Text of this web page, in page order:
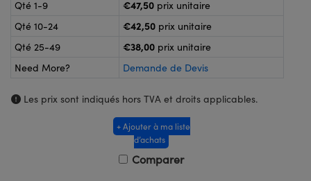
Gratings™
Qté 1-9 €47,50 prix unitaire
Qté 10-24
€42,50 prix unitaire
Qté 25-49
€38,00 prix unitaire
Need More?
Demande de Devis
Les prix sont indiqués hors TVA et droits applicables.
+ Ajouter à ma liste
d’achats
Comparer